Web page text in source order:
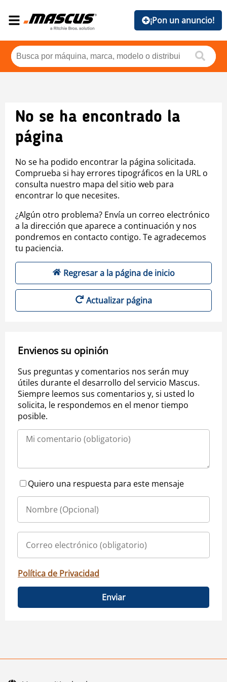
¡Pon un anuncio!
No se ha encontrado la
página
No se ha podido encontrar la página solicitada.
Comprueba si hay errores tipográficos en la URL o
consulta nuestro mapa del sitio web para
encontrar lo que necesites.
¿Algún otro problema? Envía un correo electrónico
a la dirección que aparece a continuación y nos
pondremos en contacto contigo. Te agradecemos
tu paciencia.
Regresar a la página de inicio
Actualizar página
Envienos su opinión
Sus preguntas y comentarios nos serán muy
útiles durante el desarrollo del servicio Mascus.
Siempre leemos sus comentarios y, si usted lo
solicita, le respondemos en el menor tiempo
posible.
Quiero una respuesta para este mensaje
Política de Privacidad
Enviar